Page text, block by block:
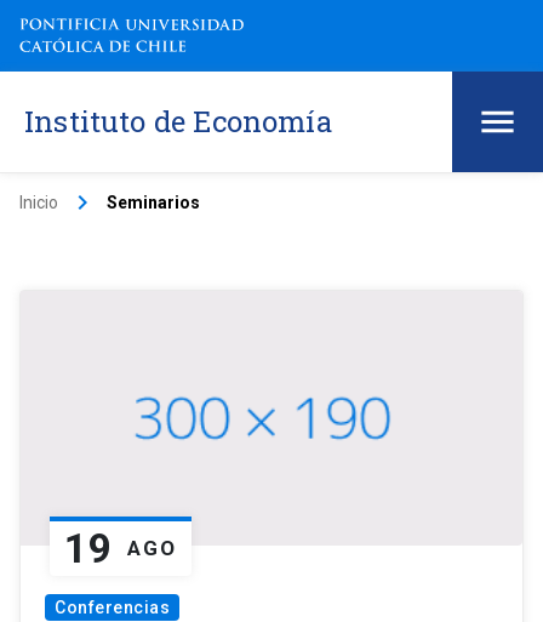
Instituto de Economía
Inicio keyboard_arrow_right Seminarios
19 AGO
Conferencias